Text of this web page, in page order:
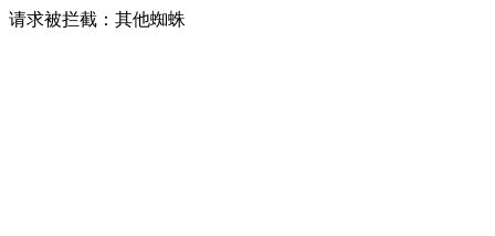
请求被拦截：其他蜘蛛